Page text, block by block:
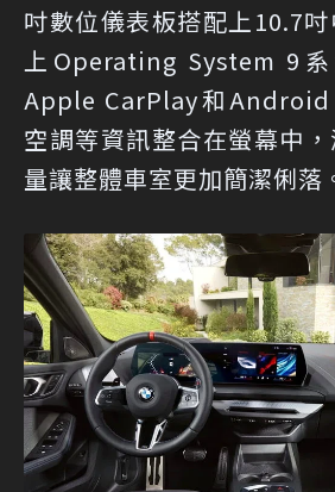
吋數位儀表板搭配上10.7
上Operating System 9
Apple CarPlay和
空調等資訊整合在螢幕中
量讓整體車室更加簡潔俐落